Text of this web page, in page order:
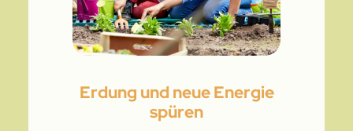
Erdung und neue Energie
spüren